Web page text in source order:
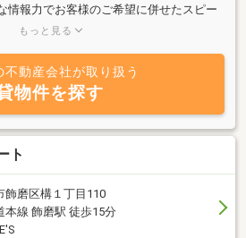
情報力でお客様のご希望に併せたスピー
ます。不動産に関する質問は何でもお気
もっと見る
不動産会社が取り扱う
物件を探す
ト
飾磨区構１丁目110
本線 飾磨駅 徒歩15分